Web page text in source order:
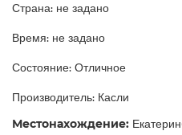
Страна: не задано
Время: не задано
Состояние: Отличное
Производитель: Касли
Местонахождение: